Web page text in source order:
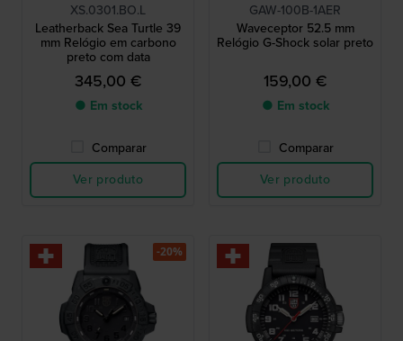
XS.0301.BO.L
Leatherback Sea Turtle 39
mm Relógio em carbono
preto com data
345,00 €
● Em stock
Comparar
Ver produto
GAW-100B-1AER
Waveceptor 52.5 mm
Relógio G-Shock solar preto
159,00 €
● Em stock
Comparar
Ver produto
-20%